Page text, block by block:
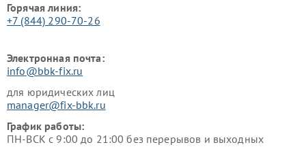
Горячая линия:
+7 (844) 290-70-26
Электронная почта:
info@bbk-fix.ru
для юридических лиц
manager@fix-bbk.ru
График работы:
ПН-ВСК с 9:00 до 21:00 без перерывов и выходных